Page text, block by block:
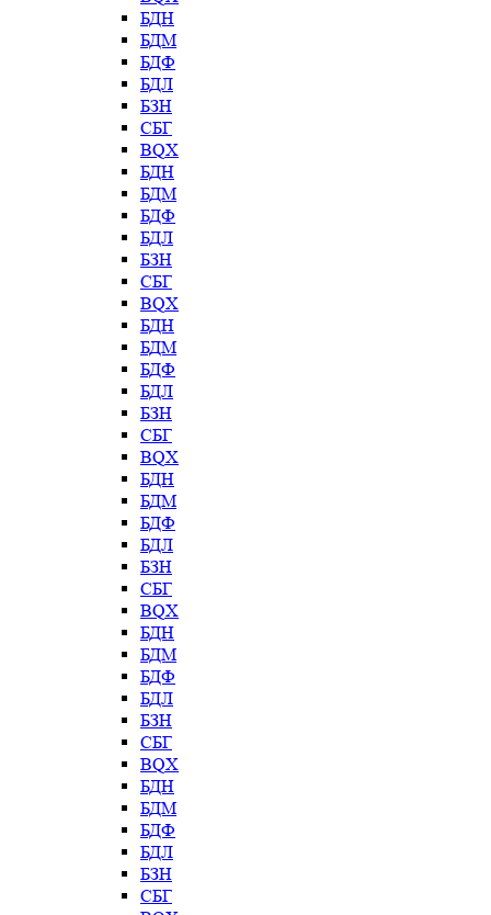
БДН
БДМ
БДФ
БДЛ
БЗН
СБГ
BQX
БДН
БДМ
БДФ
БДЛ
БЗН
СБГ
BQX
БДН
БДМ
БДФ
БДЛ
БЗН
СБГ
BQX
БДН
БДМ
БДФ
БДЛ
БЗН
СБГ
BQX
БДН
БДМ
БДФ
БДЛ
БЗН
СБГ
BQX
БДН
БДМ
БДФ
БДЛ
БЗН
СБГ